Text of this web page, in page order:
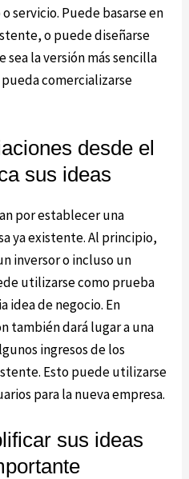
servicio. Puede basarse en
o puede diseñarse
sea la versión más sencilla
comercializarse
desde el
sus ideas
por establecer una
ya existente. Al principio,
inversor o incluso un
utilizarse como prueba
idea de negocio. En
también dará lugar a una
ingresos de los
Esto puede utilizarse
para la nueva empresa.
sus ideas